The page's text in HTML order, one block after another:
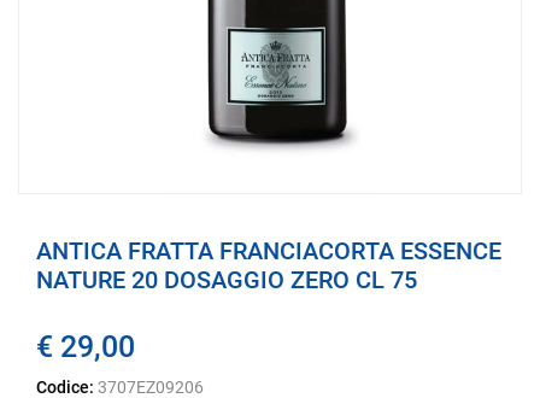
ANTICA FRATTA FRANCIACORTA ESSENCE
NATURE 20 DOSAGGIO ZERO CL 75
€ 29,00
Codice: 3707EZ09206